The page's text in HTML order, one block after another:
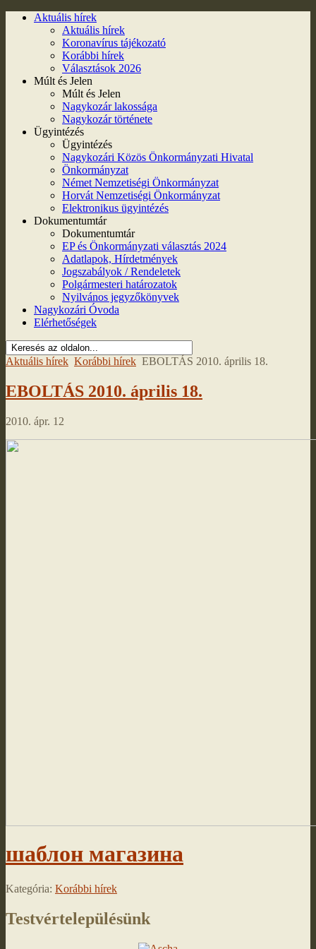
Aktuális hírek
Aktuális hírek
Koronavírus tájékozató
Korábbi hírek
Választások 2026
Múlt és Jelen
Múlt és Jelen
Nagykozár lakossága
Nagykozár története
Ügyintézés
Ügyintézés
Nagykozári Közös Önkormányzati Hivatal
Önkormányzat
Német Nemzetiségi Önkormányzat
Horvát Nemzetiségi Önkormányzat
Elektronikus ügyintézés
Dokumentumtár
Dokumentumtár
EP és Önkormányzati választás 2024
Adatlapok, Hírdetmények
Jogszabályok / Rendeletek
Polgármesteri határozatok
Nyilvános jegyzőkönyvek
Nagykozári Óvoda
Elérhetőségek
Aktuális hírek Korábbi hírek EBOLTÁS 2010. április 18.
EBOLTÁS 2010. április 18.
2010. ápr. 12
шаблон магазина
Kategória: Korábbi hírek
Testvértelepülésünk